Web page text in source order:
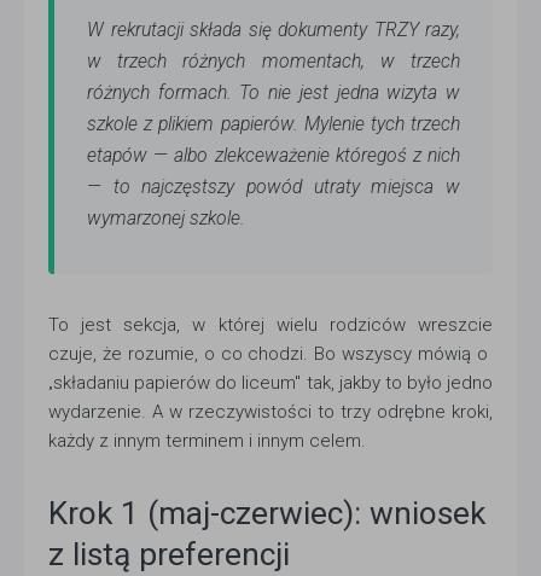
W rekrutacji składa się dokumenty TRZY razy,
w trzech różnych momentach, w trzech
różnych formach. To nie jest jedna wizyta w
szkole z plikiem papierów. Mylenie tych trzech
etapów — albo zlekceważenie któregoś z nich
— to najczęstszy powód utraty miejsca w
wymarzonej szkole.
To jest sekcja, w której wielu rodziców wreszcie
czuje, że rozumie, o co chodzi. Bo wszyscy mówią o
„składaniu papierów do liceum" tak, jakby to było jedno
wydarzenie. A w rzeczywistości to trzy odrębne kroki,
każdy z innym terminem i innym celem.
Krok 1 (maj-czerwiec): wniosek
z listą preferencji